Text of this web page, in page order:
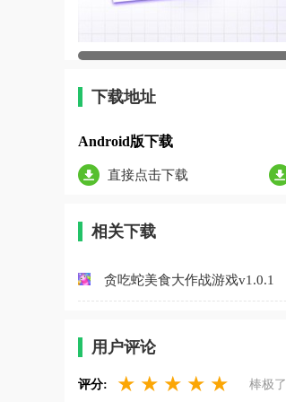
下载地址
Android版下载
直接点击下载
相关下载
贪吃蛇美食大作战游戏v1.0.1
用户评论
评分: ★ ★ ★ ★ ★ 棒极了